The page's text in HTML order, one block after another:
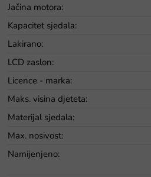
Jačina motora:
Kapacitet sjedala:
Lakirano:
LCD zaslon:
Licence - marka:
Maks. visina djeteta:
Materijal sjedala:
Max. nosivost:
Namijenjeno: